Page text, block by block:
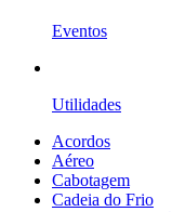
Eventos
Utilidades
Acordos
Aéreo
Cabotagem
Cadeia do Frio